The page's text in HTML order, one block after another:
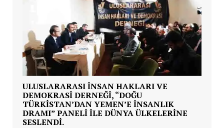
ULUSLARARASI İNSAN HAKLARI VE
DEMOKRASI DERNEĞI, “DOĞU
TÜRKISTAN’DAN YEMEN’E İNSANLIK
DRAMI” PANELI ILE DÜNYA ÜLKELERINE
SESLENDI.